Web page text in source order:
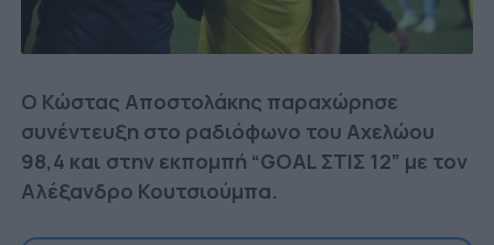
Ο Κώστας Αποστολάκης παραχώρησε
συνέντευξη στο ραδιόφωνο του Αχελώου
98,4 και στην εκπομπή “GOAL ΣΤΙΣ 12” με τον
Αλέξανδρο Κουτσιούμπα.